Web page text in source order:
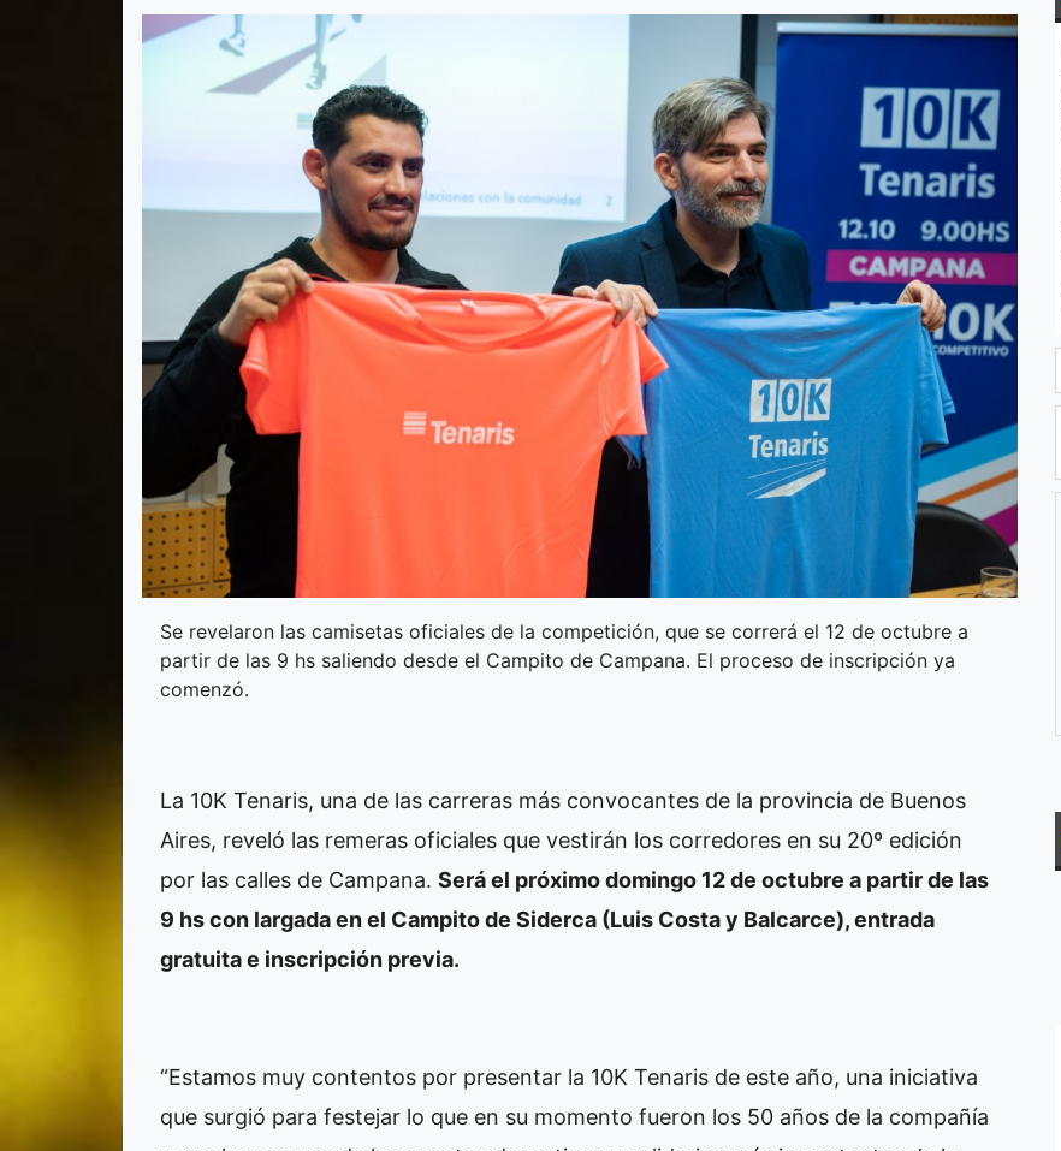
Se revelaron las camisetas oficiales de la competición, que se correrá el 12 de octubre a
partir de las 9 hs saliendo desde el Campito de Campana. El proceso de inscripción ya
comenzó.
La 10K Tenaris, una de las carreras más convocantes de la provincia de Buenos
Aires, reveló las remeras oficiales que vestirán los corredores en su 20º edición
por las calles de Campana. Será el próximo domingo 12 de octubre a partir de las
9 hs con largada en el Campito de Siderca (Luis Costa y Balcarce), entrada
gratuita e inscripción previa.
“Estamos muy contentos por presentar la 10K Tenaris de este año, una iniciativa
que surgió para festejar lo que en su momento fueron los 50 años de la compañía